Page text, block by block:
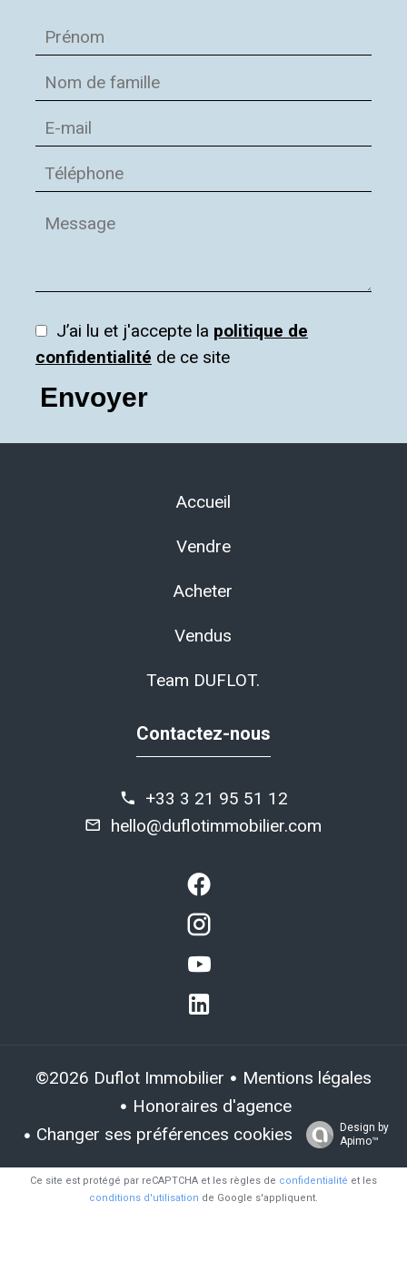
J’ai lu et j'accepte la politique de
confidentialité de ce site
Envoyer
Accueil
Vendre
Acheter
Vendus
Team DUFLOT.
Contactez-nous
+33 3 21 95 51 12
hello@duflotimmobilier.com
©2026 Duflot Immobilier
Mentions légales
Honoraires d'agence
Changer ses préférences cookies
Design by
Apimo™
Ce site est protégé par reCAPTCHA et les règles de confidentialité et les
conditions d'utilisation de Google s'appliquent.